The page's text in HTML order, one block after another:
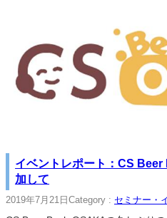
イベントレポート：CS
加して
2019年7月21日 Category : セミナー・